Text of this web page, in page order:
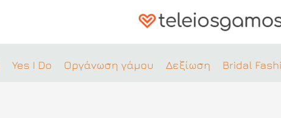
Yes I Do Οργάνωση γάμου Δεξίωση Bridal